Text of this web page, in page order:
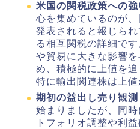
米国の関税政策への強
心を集めているのが
発表されると報じら
る相互関税の詳細で
や貿易に大きな影響
め、積極的に上値を追
特に輸出関連株は上値
期初の益出し売り観測
始まりましたが、同
トフォリオ調整や利